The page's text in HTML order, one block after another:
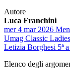
Autore
Luca Franchini
mer 4 mar 2026
Umag Classic Ladies
Letizia Borghesi 5ª
Elenco degli